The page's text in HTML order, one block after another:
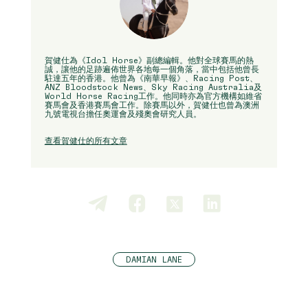
賀健仕為《Idol Horse》副總編輯。他對全球賽馬的熱
誠，讓他的足跡遍佈世界各地每一個角落，當中包括他曾長
駐達五年的香港。他曾為《南華早報》、Racing Post、
ANZ Bloodstock News、Sky Racing Australia及
World Horse Racing工作。他同時亦為官方機構如維省
賽馬會及香港賽馬會工作。除賽馬以外，賀健仕也曾為澳洲
九號電視台擔任奧運會及殘奧會研究人員。
查看賀健仕的所有文章
DAMIAN LANE